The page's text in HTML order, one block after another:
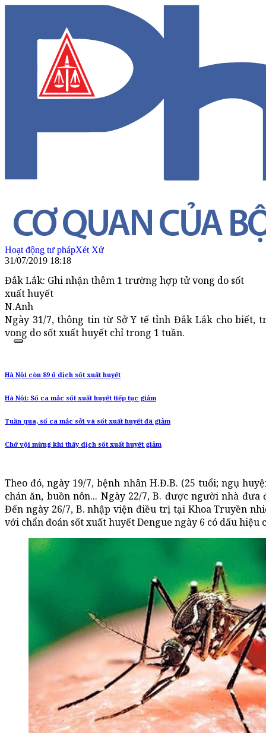
Hoạt động tư phápXét Xử
31/07/2019 18:18
Đắk Lắk: Ghi nhận thêm 1 trường hợp tử vong do sốt
xuất huyết
N.Anh
Ngày 31/7, thông tin từ Sở Y tế tỉnh Đắk Lắk cho biết,
vong do sốt xuất huyết chỉ trong 1 tuần.
Hà Nội còn 89 ổ dịch sốt xuất huyết
Hà Nội: Số ca mắc sốt xuất huyết tiếp tục giảm
Tuần qua, số ca mắc sởi và sốt xuất huyết đã giảm
Chớ vội mừng khi thấy dịch sốt xuất huyết giảm
Theo đó, ngày 19/7, bệnh nhân H.Đ.B. (25 tuổi; ngụ
chán ăn, buồn nôn... Ngày 22/7, B. được người nhà
Đến ngày 26/7, B. nhập viện điều trị tại Khoa Truyền
với chẩn đoán sốt xuất huyết Dengue ngày 6 có dấu hiệu